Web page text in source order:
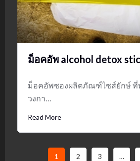
ม็อคอัพ alcohol detox
ม็อคอัพซองผลิตภัณฑ์ไซส์ยักษ์ ที่
วงกา…
Read More
1 2 3 …